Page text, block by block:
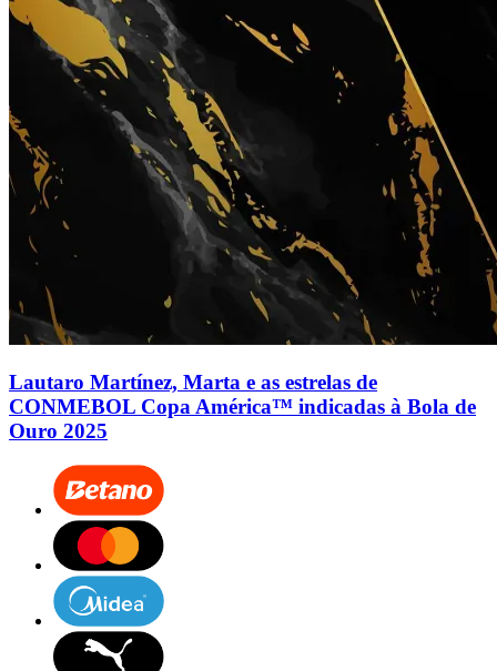
Lautaro Martínez, Marta e as estrelas de
CONMEBOL Copa América™ indicadas à Bola de
Ouro 2025